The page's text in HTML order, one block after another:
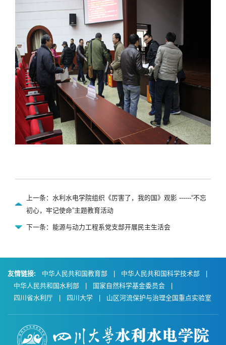
上一条：水利水电学院组织《厉害了，我的国》观影 ------“不忘
初心，牢记使命”主题教育活动
下一条：能源与动力工程系党支部开展民主生活会
友情链接: 中华人民共和国教育部 中华人民共和国科学技术部
中华人民共和国水利部
国家自然科学基金委员会
四川省水利厅
四川大学 山区河流保护与治理全国重点实验室